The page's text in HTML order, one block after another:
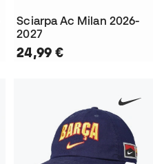
Sciarpa Ac Milan 2026-
2027
24,99 €